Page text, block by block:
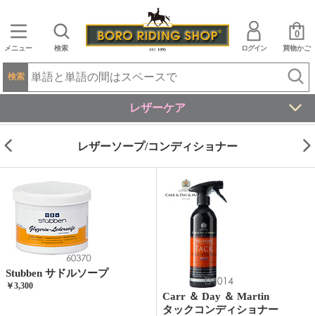
メニュー 検索 ログイン 買物かご
0
検索
レザーケア
レザーソープ/コンディショナー
Stubben サドルソープ
￥3,300
Carr ＆ Day ＆ Martin
タックコンディショナー